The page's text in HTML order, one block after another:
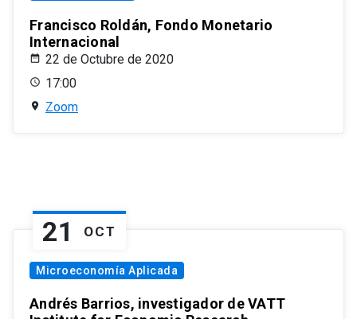
Francisco Roldán, Fondo Monetario
Internacional
22 de Octubre de 2020
17:00
Zoom
21 OCT
Microeconomía Aplicada
Andrés Barrios, investigador de VATT